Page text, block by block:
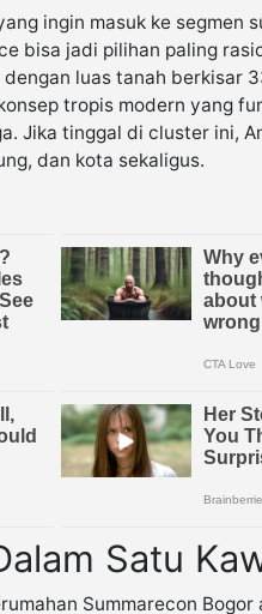
ingin masuk ke segmen
bisa jadi pilihan paling
luas tanah berkisar
tropis modern yang
Jika tinggal di cluster ini,
dan kota sekaligus.
Satu
Summarecon